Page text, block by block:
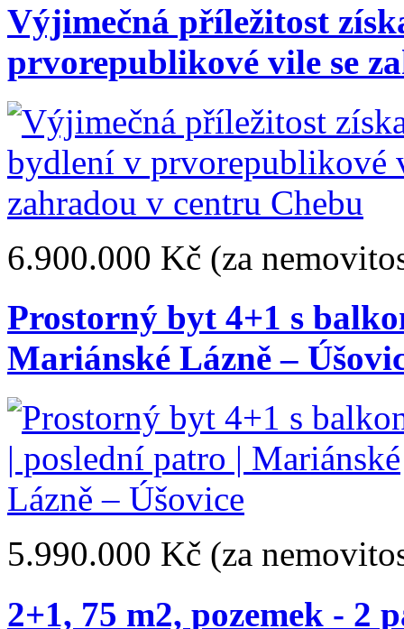
Výjimečná příležitost
prvorepublikové vile se
6.900.000 Kč (za
Prostorný byt 4+1 s
Mariánské Lázně –
5.990.000 Kč (za
2+1, 75 m2, pozemek - 2